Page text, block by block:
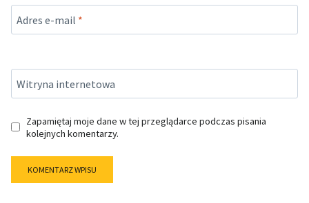
Adres e-mail *
Witryna internetowa
Zapamiętaj moje dane w tej przeglądarce podczas pisania
kolejnych komentarzy.